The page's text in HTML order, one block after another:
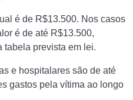
é de R$13.500. Nos casos
é de até R$13.500,
tabela prevista em lei.
e hospitalares são de até
gastos pela vítima ao longo